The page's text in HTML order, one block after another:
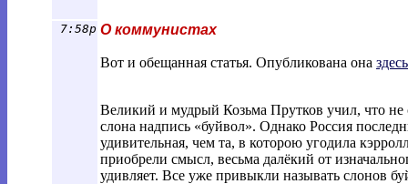
7:58p О коммунистах
Вот и обещанная статья. Опубликована она здесь
Великий и мудрый Козьма Прутков учил, что не
слона надпись «буйвол». Однако Россия
удивительная, чем та, в которою угодила
приобрели смысл, весьма далёкий от
удивляет. Все уже привыкли называть слонов